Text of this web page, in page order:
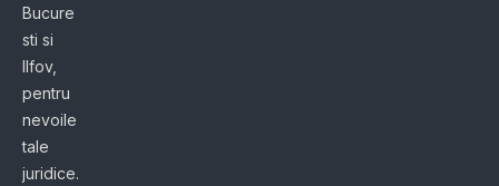
Bucure
sti si
Ilfov,
pentru
nevoile
tale
juridice.